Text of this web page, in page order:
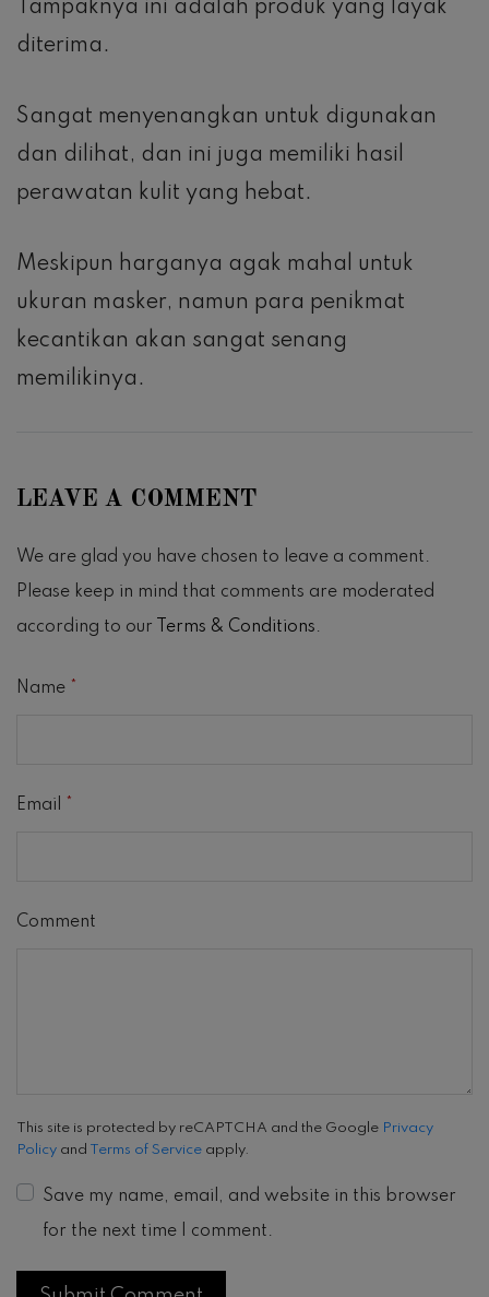
Tampaknya ini adalah produk yang layak
diterima.
Sangat menyenangkan untuk digunakan
dan dilihat, dan ini juga memiliki hasil
perawatan kulit yang hebat.
Meskipun harganya agak mahal untuk
ukuran masker, namun para penikmat
kecantikan akan sangat senang
memilikinya.
LEAVE A COMMENT
We are glad you have chosen to leave a comment.
Please keep in mind that comments are moderated
according to our Terms & Conditions.
Name
Email
Comment
This site is protected by reCAPTCHA and the Google Privacy
Policy and Terms of Service apply.
Save my name, email, and website in this browser
for the next time I comment.